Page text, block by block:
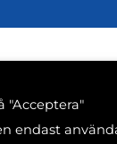
"Acceptera"
endast